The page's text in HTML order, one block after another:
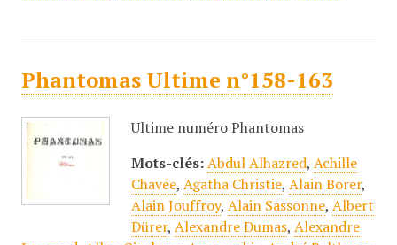
Phantomas Ultime n°158-163
Ultime numéro Phantomas
Mots-clés: Abdul Alhazred, Achille
Chavée, Agatha Christie, Alain Borer,
Alain Jouffroy, Alain Sassonne, Albert
Dürer, Alexandre Dumas, Alexandre